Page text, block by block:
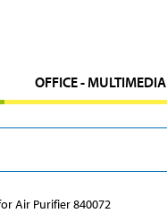
OFFICE - MULTIMEDIA
Air Purifier 840072